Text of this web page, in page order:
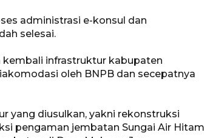
administrasi e-konsul dan
selesai.
infrastruktur kabupaten
oleh BNPB dan secepatnya
yang diusulkan, yakni rekonstruksi
pengaman jembatan Sungai Air Hitam